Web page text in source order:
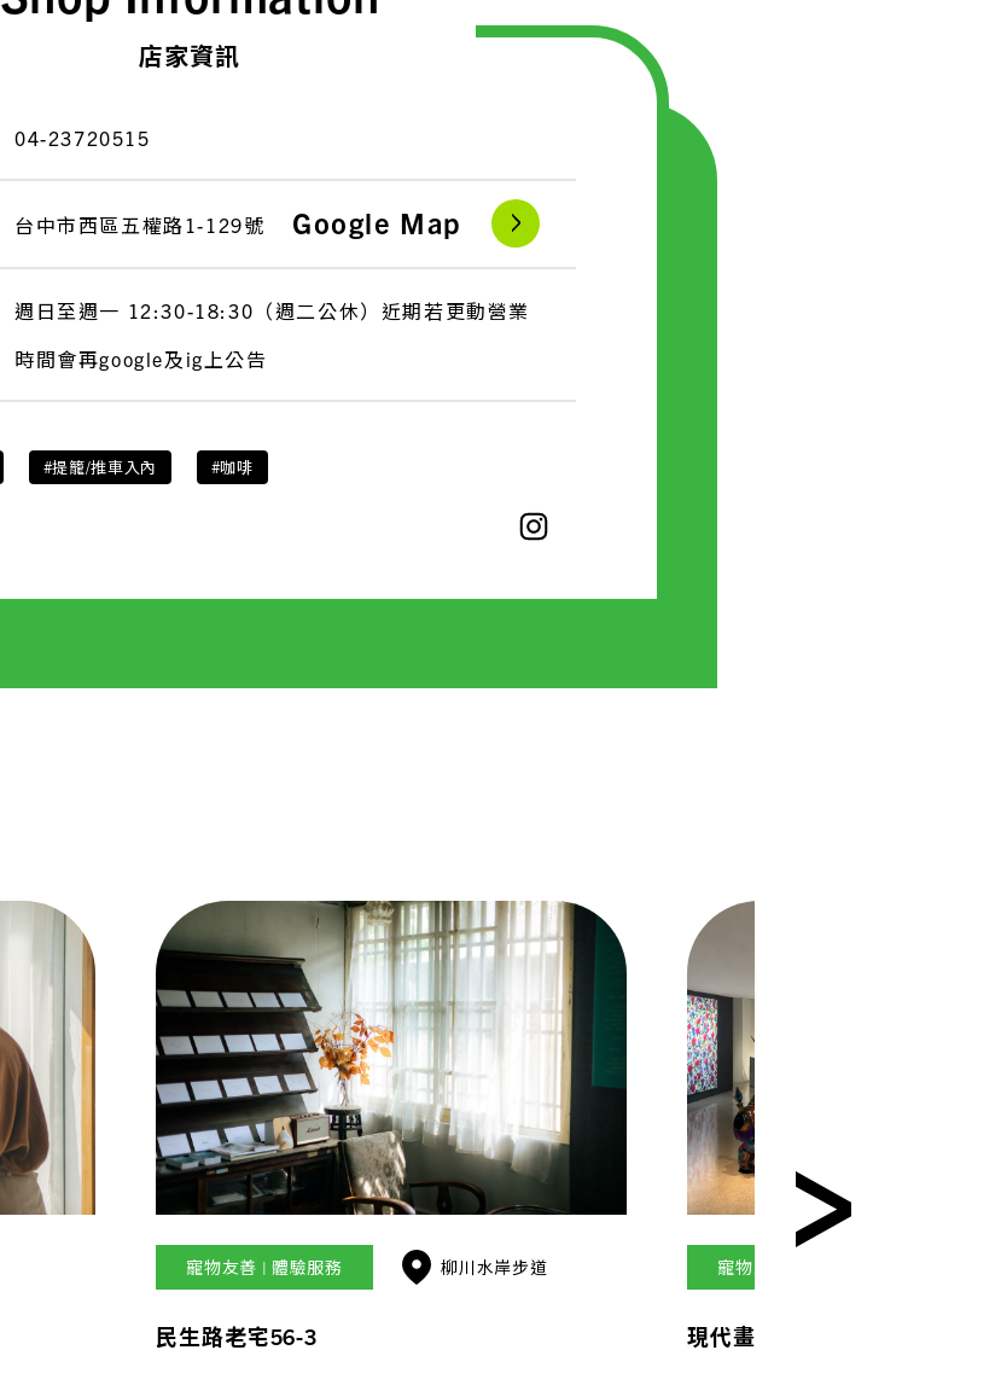
店家資訊
04-23720515
台中市西區五權路1-129號 Google Map
週日至週一 12:30-18:30（週二公休）近期若更動營業
時間會再google及ig上公告
#提籠/推車入內 #咖啡
寵物友善 | 體驗服務 柳川水岸步道
民生路老宅56-3
寵物友善 | 藝文展演
現代畫廊